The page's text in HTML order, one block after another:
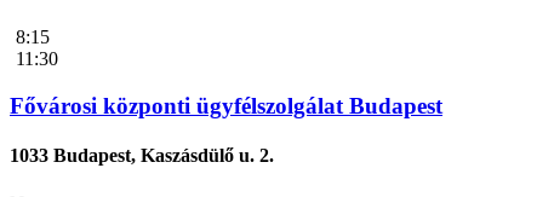
8:15
11:30
Fővárosi központi ügyfélszolgálat Budapest
1033 Budapest, Kaszásdülő u. 2.